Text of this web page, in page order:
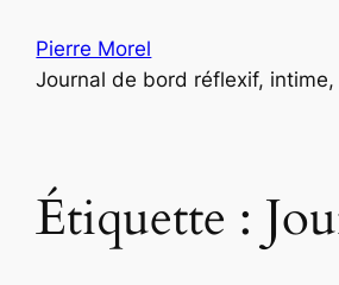
contenu
Pierre Morel
Journal de bord réflexif,
Étiquette :